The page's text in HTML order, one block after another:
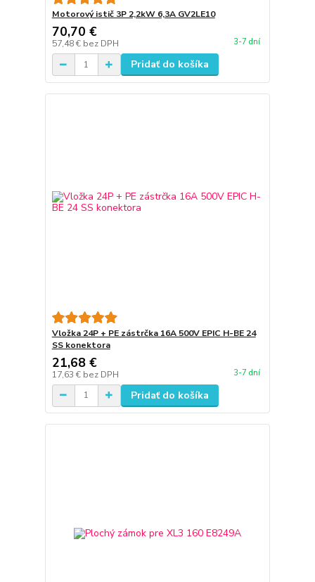
Motorový istič 3P 2,2kW 6,3A GV2LE10
70,70 €
57,48 € bez DPH 3-7 dní
Pridať do košíka
Vložka 24P + PE zástrčka 16A 500V EPIC H-BE 24
SS konektora
21,68 €
17,63 € bez DPH 3-7 dní
Pridať do košíka